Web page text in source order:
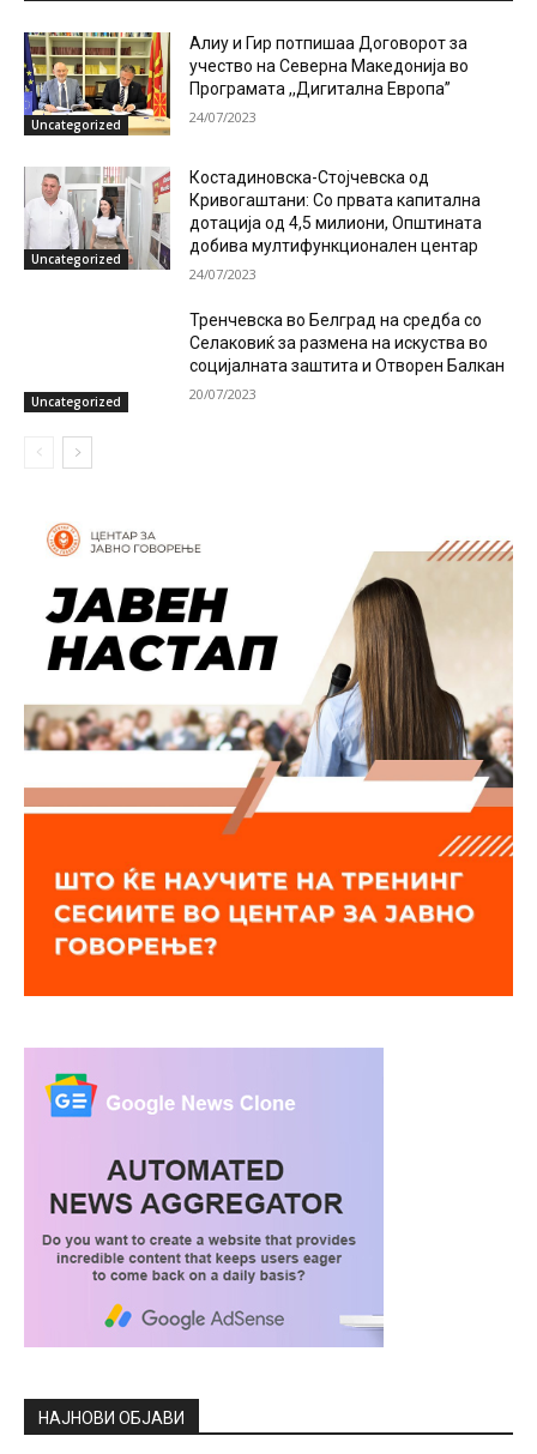
Uncategorized
Алиу и Гир потпишаа Договорот за
учество на Северна Македонија во
Програмата ,,Дигитална Европа”
24/07/2023
Uncategorized
Костадиновска-Стојчевска од
Кривогаштани: Со првата капитална
дотација од 4,5 милиони, Општината
добива мултифункционален центар
24/07/2023
Uncategorized
Тренчевска во Белград на средба со
Селаковиќ за размена на искуства во
социјалната заштита и Отворен Балкан
20/07/2023
НАЈНОВИ ОБЈАВИ